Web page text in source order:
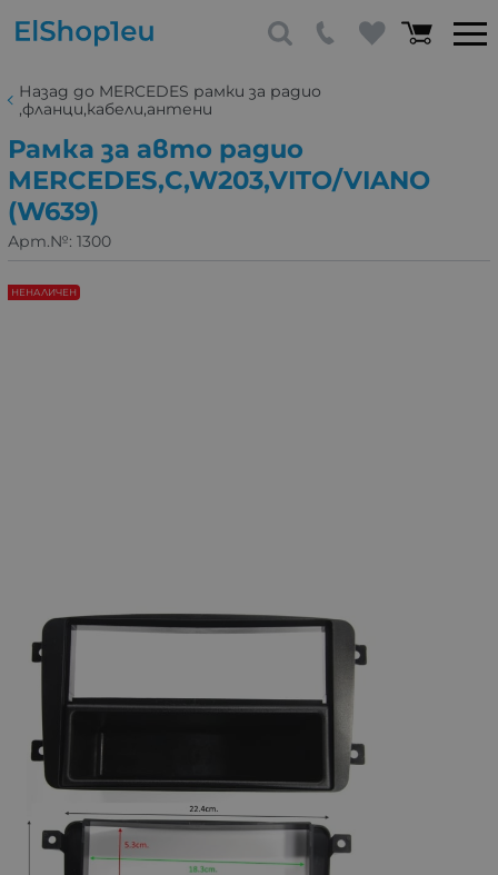
Назад до MERCEDES рамки за радио
,фланци,кабели,антени
Рамка за авто радио
MERCEDES,C,W203,VITO/VIANO
(W639)
Арт.№: 1300
НЕНАЛИЧЕН